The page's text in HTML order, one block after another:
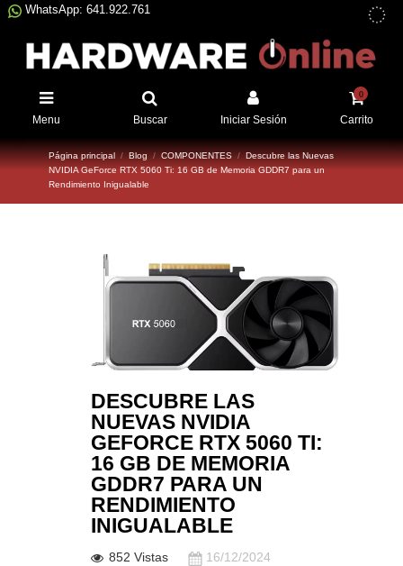
WhatsApp: 641.922.761
Menu Buscar Iniciar Sesión
0
Carrito
Página principal Blog COMPONENTES
Descubre las Nuevas
NVIDIA GeForce RTX 5060 Ti: 16 GB de Memoria GDDR7 para un
Rendimiento Inigualable
DESCUBRE LAS
NUEVAS NVIDIA
GEFORCE RTX 5060 TI:
16 GB DE MEMORIA
GDDR7 PARA UN
RENDIMIENTO
INIGUALABLE
852 Vistas
16/12/2024